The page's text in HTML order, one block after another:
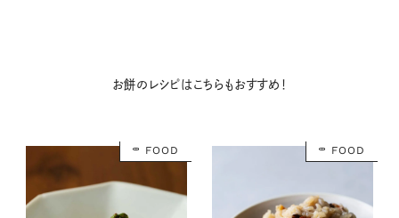
お餅のレシピはこちらもおすすめ！
FOOD FOOD